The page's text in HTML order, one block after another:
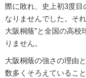
際に敗れ、史上初3度目
なりませんでした。それ
大阪桐蔭”と全国の高校
りません。
大阪桐蔭の強さの理由
数多くそろえているこ